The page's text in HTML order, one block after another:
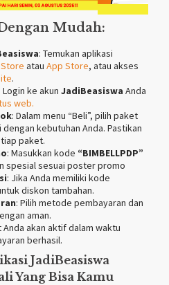
Mudah:
: Temukan aplikasi
atau App Store, atau akses
.
: Login ke akun JadiBeasiswa Anda
web.
: Dalam menu “Beli”, pilih paket
kebutuhan Anda. Pastikan
paket.
: Masukkan kode “BIMBELLPDP”
spesial sesuai poster promo
: Jika Anda memiliki kode
diskon tambahan.
: Pilih metode pembayaran dan
aman.
Anda akan aktif dalam waktu
berhasil.
JadiBeasiswa
Yang Bisa Kamu